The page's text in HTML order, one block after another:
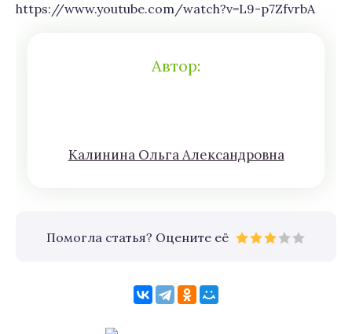
https://www.youtube.com/watch?v=L9-p7ZfvrbA
Автор:
Кaлининa Oльгa Aлексaндровна
Помогла статья? Оцените её